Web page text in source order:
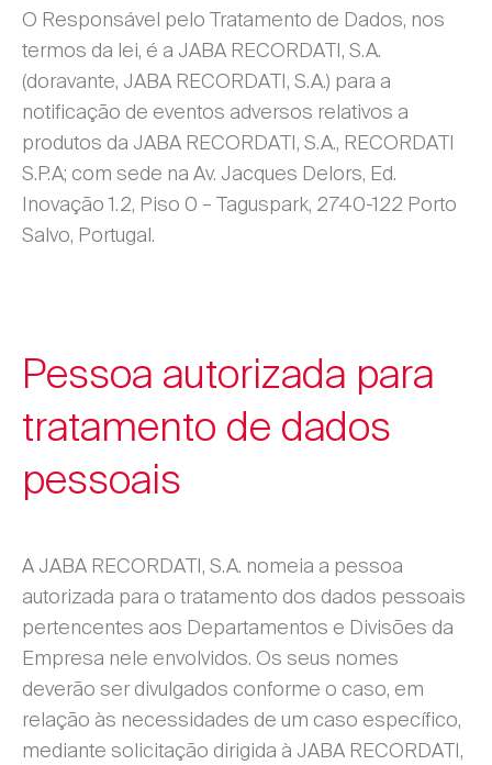
O Responsável pelo Tratamento de Dados, nos
termos da lei, é a JABA RECORDATI, S.A.
(doravante, JABA RECORDATI, S.A.) para a
notificação de eventos adversos relativos a
produtos da JABA RECORDATI, S.A., RECORDATI
S.P.A; com sede na Av. Jacques Delors, Ed.
Inovação 1.2, Piso 0 – Taguspark, 2740-122 Porto
Salvo, Portugal.
Pessoa autorizada para
tratamento de dados
pessoais
A JABA RECORDATI, S.A. nomeia a pessoa
autorizada para o tratamento dos dados pessoais
pertencentes aos Departamentos e Divisões da
Empresa nele envolvidos. Os seus nomes
deverão ser divulgados conforme o caso, em
relação às necessidades de um caso específico,
mediante solicitação dirigida à JABA RECORDATI,